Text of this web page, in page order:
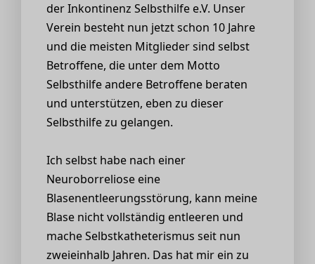
der Inkontinenz Selbsthilfe e.V. Unser
Verein besteht nun jetzt schon 10 Jahre
und die meisten Mitglieder sind selbst
Betroffene, die unter dem Motto
Selbsthilfe andere Betroffene beraten
und unterstützen, eben zu dieser
Selbsthilfe zu gelangen.
Ich selbst habe nach einer
Neuroborreliose eine
Blasenentleerungsstörung, kann meine
Blase nicht vollständig entleeren und
mache Selbstkatheterismus seit nun
zweieinhalb Jahren. Das hat mir ein zu